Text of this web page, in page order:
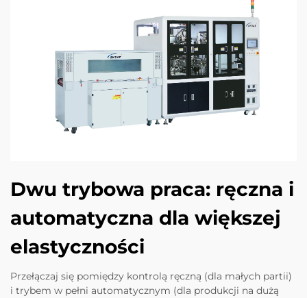
Dwu trybowa praca: ręczna i
automatyczna dla większej
elastyczności
Przełączaj się pomiędzy kontrolą ręczną (dla małych partii)
i trybem w pełni automatycznym (dla produkcji na dużą